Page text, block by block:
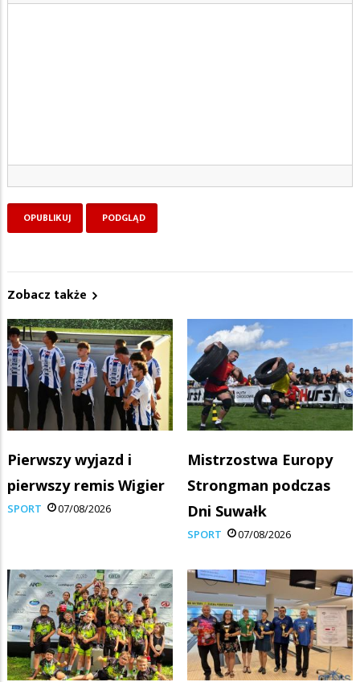
Zobacz także
Pierwszy wyjazd i
pierwszy remis Wigier
SPORT 07/08/2026
Mistrzostwa Europy
Strongman podczas
Dni Suwałk
SPORT 07/08/2026